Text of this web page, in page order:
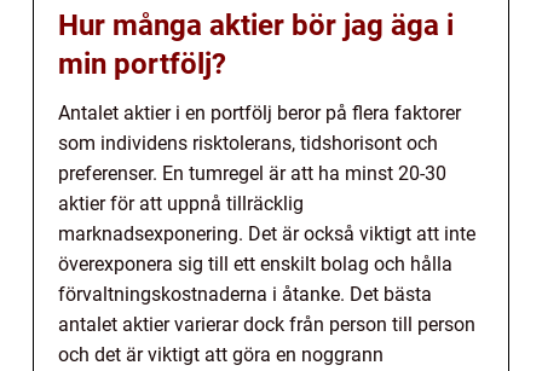
Hur många aktier bör jag äga i
min portfölj?
Antalet aktier i en portfölj beror på flera faktorer
som individens risktolerans, tidshorisont och
preferenser. En tumregel är att ha minst 20-30
aktier för att uppnå tillräcklig
marknadsexponering. Det är också viktigt att inte
överexponera sig till ett enskilt bolag och hålla
förvaltningskostnaderna i åtanke. Det bästa
antalet aktier varierar dock från person till person
och det är viktigt att göra en noggrann